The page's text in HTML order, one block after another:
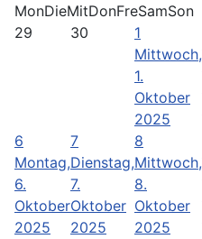
MonDieMitDonFreSamSon
29
30
1
Mittwoch,
1.
Oktober
2025
6
Montag,
6.
Oktober
2025
7
Dienstag,
7.
Oktober
2025
8
Mittwoch,
8.
Oktober
2025